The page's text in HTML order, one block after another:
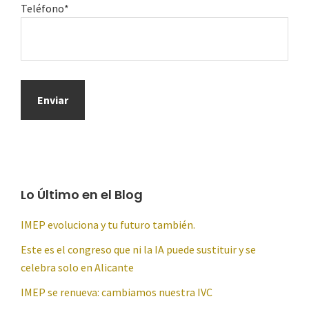
Teléfono*
Lo Último en el Blog
IMEP evoluciona y tu futuro también.
Este es el congreso que ni la IA puede sustituir y se
celebra solo en Alicante
IMEP se renueva: cambiamos nuestra IVC